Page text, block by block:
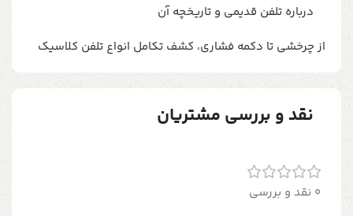
درباره تلفن قدیمی و تاریخچه آن
از چرخشی تا دکمه فشاری، کشف تکامل انواع تلفن کلاسیک
نقد و بررسی مشتریان
0 نقد و بررسی